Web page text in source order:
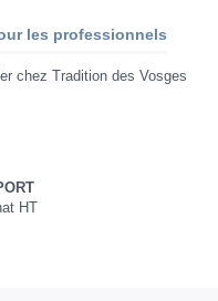
les professionnels
chez Tradition des Vosges
HT